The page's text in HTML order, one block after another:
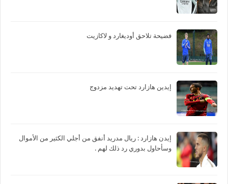
فضيحة تلاحق أوديغارد و لاكازيت
إيدين هازارد تحت تهديد مزدوج
‏إيدن هازارد : ريال مدريد أنفق من أجلي الكثير من الأموال
وسأحاول بدوري رد ذلك لهم .